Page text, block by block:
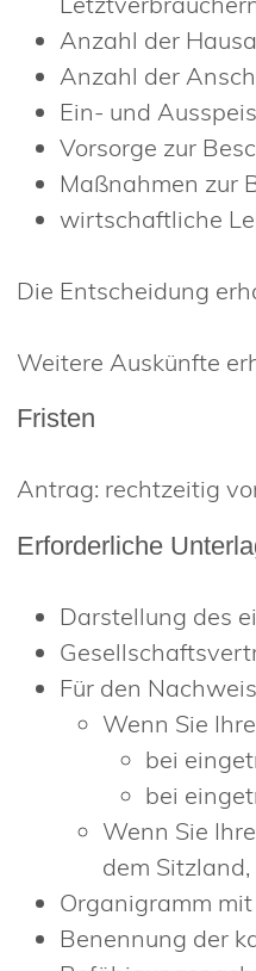
Anzahl der
Anzahl der
Ein- und
Vorsorge zur
Maßnahmen zur
wirtschaftliche
Die Entscheidung
Weitere Auskünfte
Fristen
Antrag: rechtzeitig
Erforderliche
Darstellung des
Für den
Wenn Sie
bei
bei
Wenn Sie
dem
Organigramm
Benennung der